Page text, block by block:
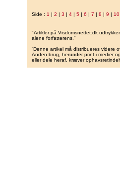
Side : 1 | 2 | 3 | 4 | 5 | 6 | 7 | 8 | 9 | 10
"Artikler på Visdomsnettet.dk
alene forfatterens.”
”Denne artikel må distribueres videre
Anden brug, herunder print i medier
eller dele heraf, kræver